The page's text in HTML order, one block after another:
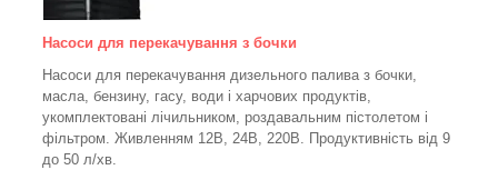
Насоси для перекачування з бочки
Насоси для перекачування дизельного палива з бочки,
масла, бензину, гасу, води і харчових продуктів,
укомплектовані лічильником, роздавальним пістолетом і
фільтром. Живленням 12В, 24В, 220В. Продуктивність від 9
до 50 л/хв.